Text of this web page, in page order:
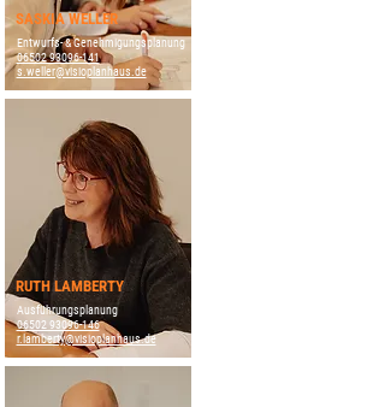
SASKIA WELLER
Entwurfs- & Genehmigungsplanung
06502 93096-141
s.weller@visioplanhaus.de
RUTH LAMBERTY
Ausführungsplanung
06502 93096-146
r.lamberty@visioplanhaus.de